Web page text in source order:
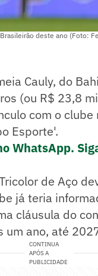
deste ano (Foto:
Cauly, do
(ou R$ 23,8
com o
Esporte'.
WhatsApp.
de Aço
já teria
cláusula do
um ano, até
CONTINUA
APÓS A
PUBLICIDADE